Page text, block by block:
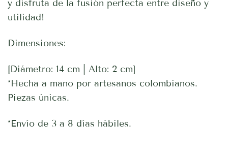
y disfruta de la fusión perfecta entre diseño y
utilidad!
Dimensiones:
[Diámetro: 14 cm | Alto: 2 cm]
*Hecha a mano por artesanos colombianos.
Piezas únicas.
*Envío de 3 a 8 días hábiles.